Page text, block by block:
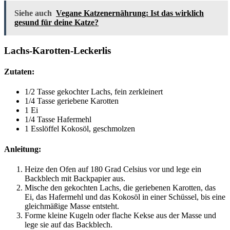
Siehe auch Vegane Katzenernährung: Ist das wirklich
gesund für deine Katze?
Lachs-Karotten-Leckerlis
Zutaten:
1/2 Tasse gekochter Lachs, fein zerkleinert
1/4 Tasse geriebene Karotten
1 Ei
1/4 Tasse Hafermehl
1 Esslöffel Kokosöl, geschmolzen
Anleitung:
Heize den Ofen auf 180 Grad Celsius vor und lege ein
Backblech mit Backpapier aus.
Mische den gekochten Lachs, die geriebenen Karotten, das
Ei, das Hafermehl und das Kokosöl in einer Schüssel, bis eine
gleichmäßige Masse entsteht.
Forme kleine Kugeln oder flache Kekse aus der Masse und
lege sie auf das Backblech.